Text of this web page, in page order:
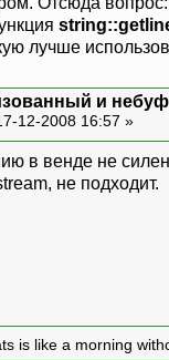
лучше
и
12-2008 16:57 »
в венде не
не подходит.
is like a morning